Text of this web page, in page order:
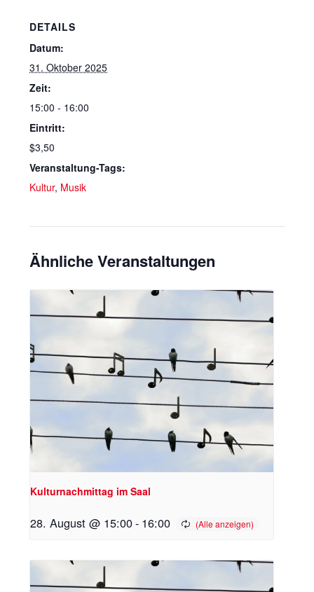
DETAILS
Datum:
31. Oktober 2025
Zeit:
15:00 - 16:00
Eintritt:
$3,50
Veranstaltung-Tags:
Kultur, Musik
Ähnliche Veranstaltungen
Kulturnachmittag im Saal
28. August @ 15:00- 16:00